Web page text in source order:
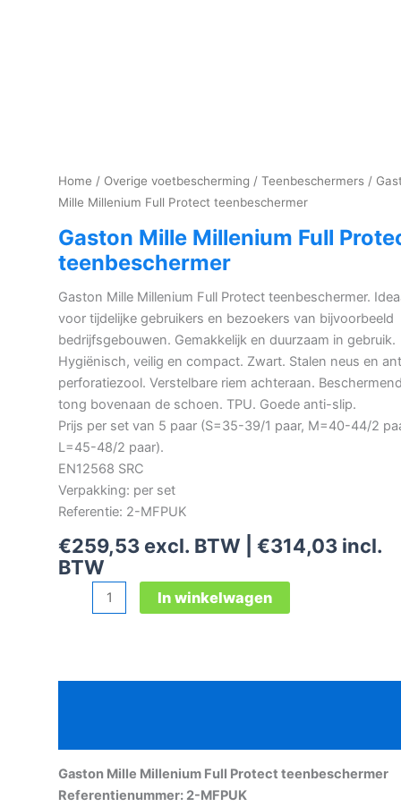
Home / Overige voetbescherming / Teenbeschermers /
Mille Millenium Full Protect teenbeschermer
Gaston Mille Millenium Full
teenbeschermer
Gaston Mille Millenium Full Protect teenbeschermer.
voor tijdelijke gebruikers en bezoekers van bijvoorbeeld
bedrijfsgebouwen. Gemakkelijk en duurzaam in gebruik.
Hygiënisch, veilig en compact. Zwart. Stalen neus en
perforatiezool. Verstelbare riem achteraan.
tong bovenaan de schoen. TPU. Goede anti-slip.
Prijs per set van 5 paar (S=35-39/1 paar, M=40-44/2
L=45-48/2 paar).
EN12568 SRC
Verpakking: per set
Referentie: 2-MFPUK
€259,53 excl. BTW | €314,03 incl.
BTW
Protect
In winkelwagen
Gaston Mille Millenium Full Protect teenbeschermer
Referentienummer: 2-MFPUK